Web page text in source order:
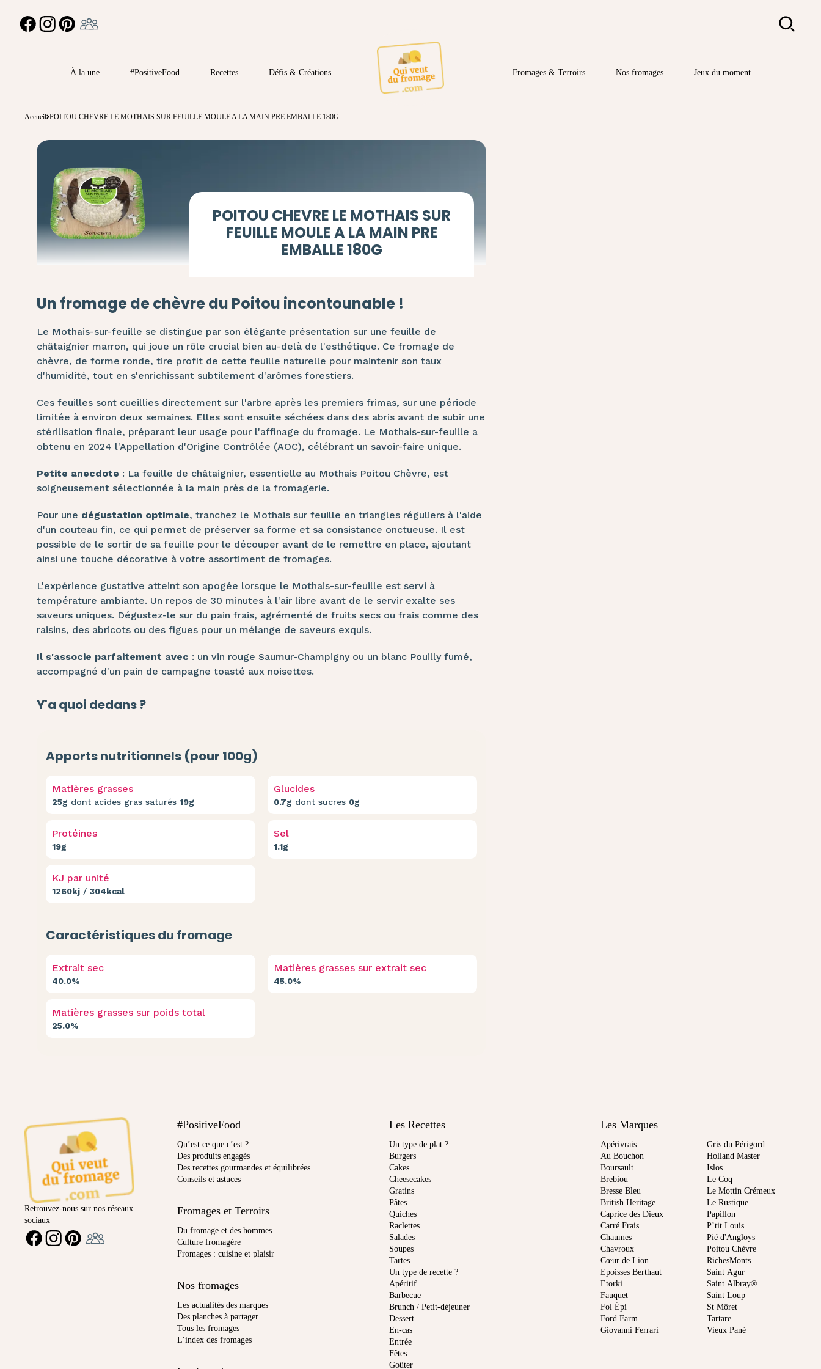
FACEBOOKINSTAGRAMPINTEREST Rechercher
À la une #PositiveFood Recettes Défis & Créations Fromages & Terroirs Nos fromages Jeux du moment
Accueil POITOU CHEVRE LE MOTHAIS SUR FEUILLE MOULE A LA MAIN PRE EMBALLE 180G
POITOU CHEVRE LE MOTHAIS SUR
FEUILLE MOULE A LA MAIN PRE
EMBALLE 180G
Un fromage de chèvre du Poitou incontounable !
Le Mothais-sur-feuille se distingue par son élégante présentation sur une feuille de
châtaignier marron, qui joue un rôle crucial bien au-delà de l'esthétique. Ce fromage de
chèvre, de forme ronde, tire profit de cette feuille naturelle pour maintenir son taux
d'humidité, tout en s'enrichissant subtilement d'arômes forestiers.
Ces feuilles sont cueillies directement sur l'arbre après les premiers frimas, sur une période
limitée à environ deux semaines. Elles sont ensuite séchées dans des abris avant de subir une
stérilisation finale, préparant leur usage pour l'affinage du fromage. Le Mothais-sur-feuille a
obtenu en 2024 l'Appellation d'Origine Contrôlée (AOC), célébrant un savoir-faire unique.
Petite anecdote : La feuille de châtaignier, essentielle au Mothais Poitou Chèvre, est
soigneusement sélectionnée à la main près de la fromagerie.
Pour une dégustation optimale, tranchez le Mothais sur feuille en triangles réguliers à l'aide
d'un couteau fin, ce qui permet de préserver sa forme et sa consistance onctueuse. Il est
possible de le sortir de sa feuille pour le découper avant de le remettre en place, ajoutant
ainsi une touche décorative à votre assortiment de fromages.
L'expérience gustative atteint son apogée lorsque le Mothais-sur-feuille est servi à
température ambiante. Un repos de 30 minutes à l'air libre avant de le servir exalte ses
saveurs uniques. Dégustez-le sur du pain frais, agrémenté de fruits secs ou frais comme des
raisins, des abricots ou des figues pour un mélange de saveurs exquis.
Il s'associe parfaitement avec : un vin rouge Saumur-Champigny ou un blanc Pouilly fumé,
accompagné d'un pain de campagne toasté aux noisettes.
Y'a quoi dedans ?
Apports nutritionnels (pour 100g)
Matières grasses
25g dont acides gras saturés 19g
Glucides
0.7g dont sucres 0g
Protéines
19g
Sel
1.1g
KJ par unité
1260kj / 304kcal
Caractéristiques du fromage
Extrait sec
40.0%
Matières grasses sur extrait sec
45.0%
Matières grasses sur poids total
25.0%
Retrouvez-nous sur nos réseaux
sociaux
FACEBOOKINSTAGRAMPINTEREST
#PositiveFood
Qu’est ce que c’est ?
Des produits engagés
Des recettes gourmandes et équilibrées
Conseils et astuces
Fromages et Terroirs
Du fromage et des hommes
Culture fromagère
Fromages : cuisine et plaisir
Nos fromages
Les actualités des marques
Des planches à partager
Tous les fromages
L’index des fromages
Les Recettes
Un type de plat ?
Burgers
Cakes
Cheesecakes
Gratins
Pâtes
Quiches
Raclettes
Salades
Soupes
Tartes
Un type de recette ?
Apéritif
Barbecue
Brunch / Petit-déjeuner
Dessert
En-cas
Entrée
Fêtes
Goûter
Les Marques
Apérivrais
Au Bouchon
Boursault
Brebiou
Bresse Bleu
British Heritage
Caprice des Dieux
Carré Frais
Chaumes
Chavroux
Cœur de Lion
Epoisses Berthaut
Etorki
Fauquet
Fol Épi
Ford Farm
Giovanni Ferrari
Gris du Périgord
Holland Master
Islos
Le Coq
Le Mottin Crémeux
Le Rustique
Papillon
P’tit Louis
Pié d'Angloys
Poitou Chèvre
RichesMonts
Saint Agur
Saint Albray®
Saint Loup
St Môret
Tartare
Vieux Pané